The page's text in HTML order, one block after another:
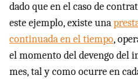
dado que en el caso de
este ejemplo, existe una
continuada en el tiempo,
el momento del devengo del
mes, tal y como ocurre en